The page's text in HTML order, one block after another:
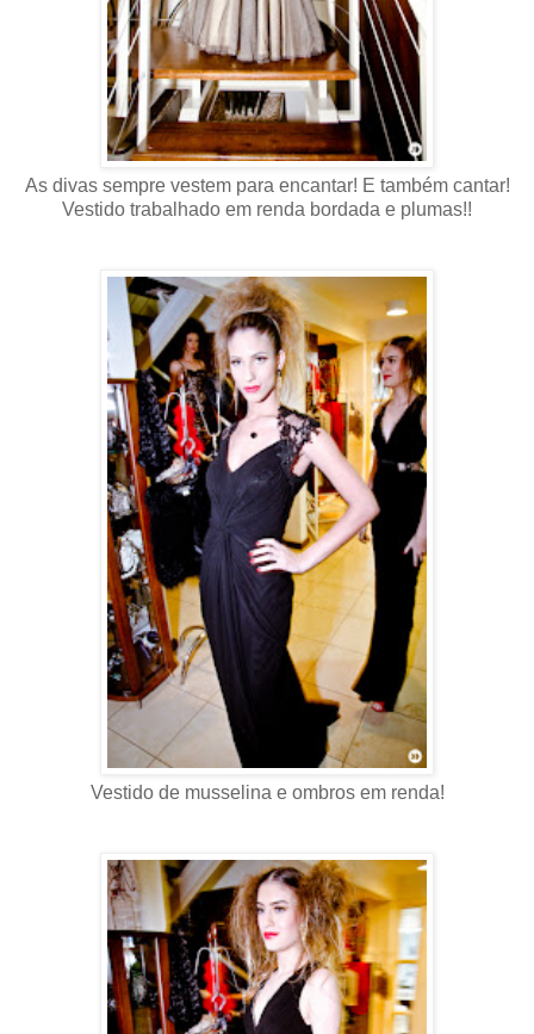
As divas sempre vestem para encantar! E também cantar!
Vestido trabalhado em renda bordada e plumas!!
Vestido de musselina e ombros em renda!